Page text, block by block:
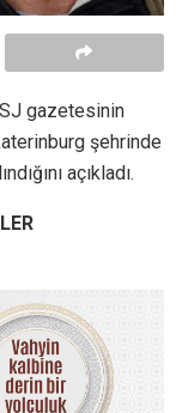
gazetesinin
şehrinde
açıkladı.